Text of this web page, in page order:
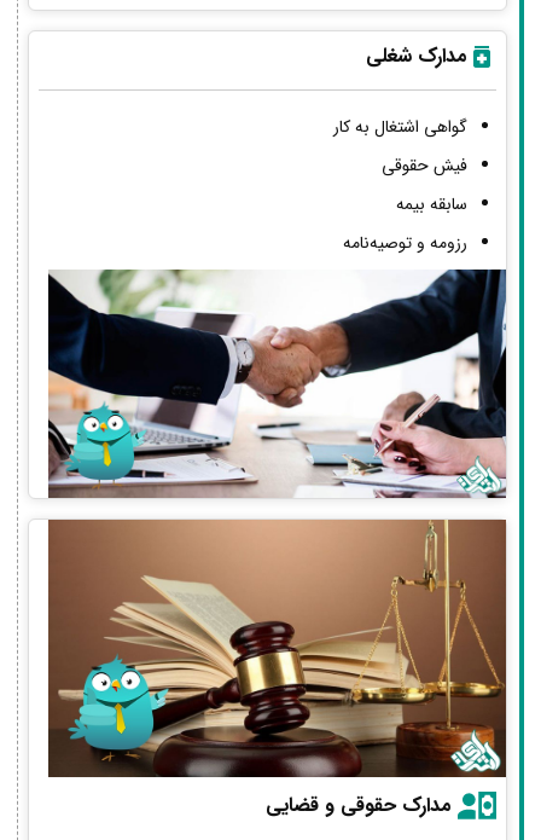
مدارک شغلی
گواهی اشتغال به کار
فیش حقوقی
سابقه بیمه
رزومه و توصیه‌نامه
مدارک حقوقی و قضایی